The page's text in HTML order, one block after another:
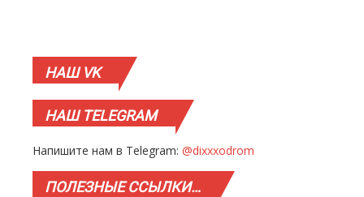
НАШVK
НАШTELEGRAM
Напишите нам в Telegram: @dixxxodrom
ПОЛЕЗНЫЕССЫЛКИ…